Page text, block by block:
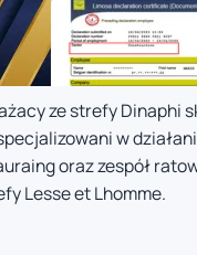
ze strefy Dinaphi
w
oraz zespół
Lesse et Lhomme.